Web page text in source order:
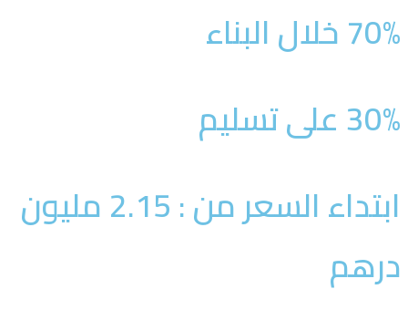
البناء
تسليم
ابتداء السعر من : 2.15 مليون